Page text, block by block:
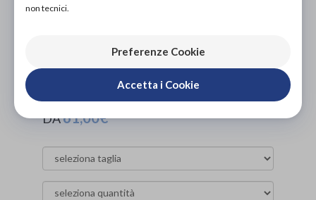
PROVA E NOLEGGIA IN NEGOZIO
ACQUISTA ONLINE
DA61,00€
non tecnici.
Preferenze Cookie
Accetta i Cookie